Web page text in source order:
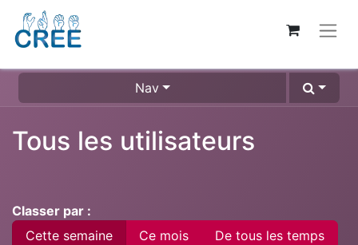
Nav
Tous les utilisateurs
Classer par :
Cette semaine
Ce mois De tous les temps